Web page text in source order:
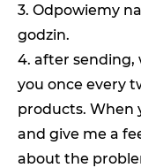
3. Odpowiemy
godzin.
4. after sending,
you once every
products. When
and give me a
about the